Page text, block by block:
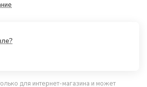
для интернет-магазина и может